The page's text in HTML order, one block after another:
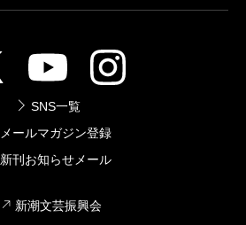
SNS一覧
メールマガジン登録
新刊お知らせメール
新潮文芸振興会